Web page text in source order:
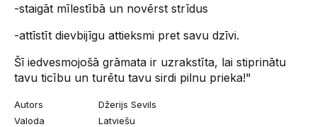
-staigāt mīlestībā un novērst strīdus
-attīstīt dievbijīgu attieksmi pret savu dzīvi.
Šī iedvesmojošā grāmata ir uzrakstīta, lai stiprinātu
tavu ticību un turētu tavu sirdi pilnu prieka!"
Autors
Džerijs Sevils
Valoda
Latviešu